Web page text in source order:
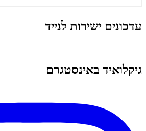
עדכונים ישירות לנייד
גיקלואיד באינסטגרם